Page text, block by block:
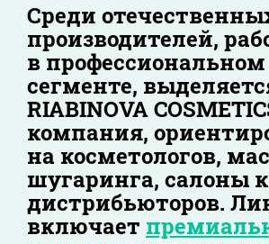
Среди
производителей,
в профессиональном
сегменте,
RIABINOVA
компания,
на косметологов,
шугаринга, салоны
дистрибьюторов.
включает